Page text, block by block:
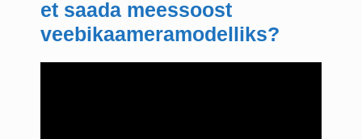
et saada meessoost
veebikaameramodelliks?